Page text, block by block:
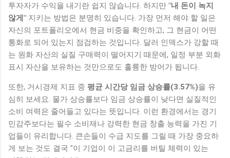
투자자가 수익을 내기란 쉽지 않습니다. 하지만 "내 돈이 녹지
않게" 지키는 방법은 분명히 있습니다. 가장 먼저 해야 할 일은
자신의 포트폴리오에서 현금 비중을 확인하고, 그 현금이 어떤
통화로 되어 있는지 점검하는 것입니다. 달러 인덱스가 강할 때
는 원화 자산의 실질 구매력이 떨어지기 때문에, 일정 부분 외화
표시 자산을 보유하는 것만으로도 훌륭한 방어가 됩니다.
또한, 거시경제 지표 중 평균 시간당 임금 상승률(3.57%)을 유
심히 보세요. 물가 상승률보다 임금 상승률이 낮다면 실질적인
소비 여력은 줄어들고 있다는 뜻입니다. 이런 환경에서는 경기
민감주보다는 필수 소비재나 강력한 현금 창출 능력을 가진 기
업들이 유리합니다. 큰손들이 수급 지도를 그릴 때 가장 중요하
게 보는 것도 결국 "이 기업이 이 고금리를 버틸 체력이 있는